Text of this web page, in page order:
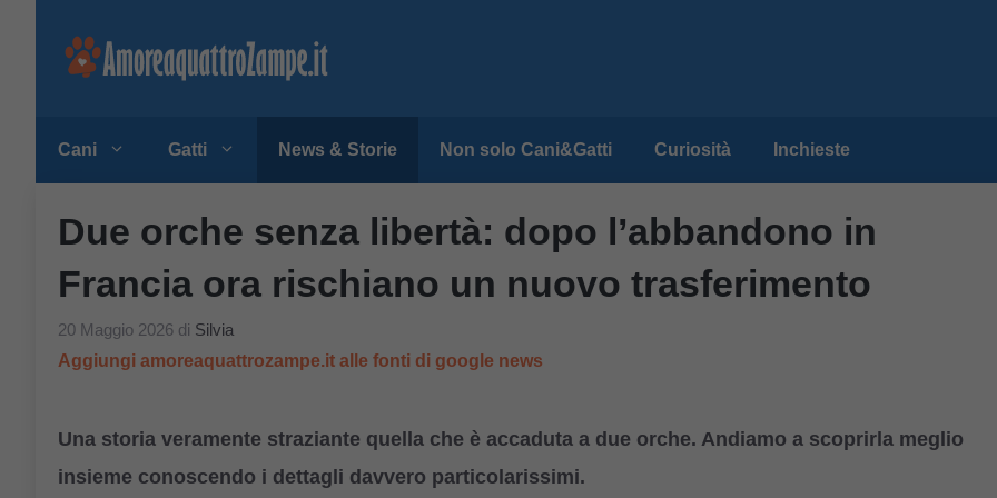
Cani Gatti News & Storie Non solo Cani&Gatti Curiosità Inchieste
Due orche senza libertà: dopo l’abbandono in
Francia ora rischiano un nuovo trasferimento
20 Maggio 2026 di Silvia
Aggiungi amoreaquattrozampe.it alle fonti di google news
Una storia veramente straziante quella che è accaduta a due orche. Andiamo a scoprirla meglio
insieme conoscendo i dettagli davvero particolarissimi.